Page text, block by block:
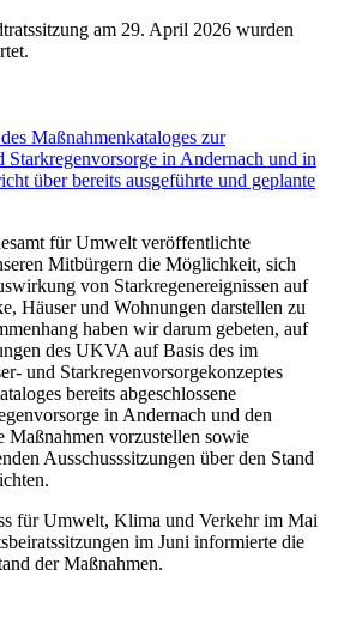
am 29. April 2026 wurden
Maßnahmenkataloges zur
Starkregenvorsorge in Andernach und in
über bereits ausgeführte und geplante
für Umwelt veröffentlichte
Mitbürgern die Möglichkeit, sich
von Starkregenereignissen auf
Häuser und Wohnungen darstellen zu
haben wir darum gebeten, auf
des UKVA auf Basis des im
und Starkregenvorsorgekonzeptes
bereits abgeschlossene
in Andernach und den
Maßnahmen vorzustellen sowie
Ausschusssitzungen über den Stand
für Umwelt, Klima und Verkehr im Mai
im Juni informierte die
der Maßnahmen.